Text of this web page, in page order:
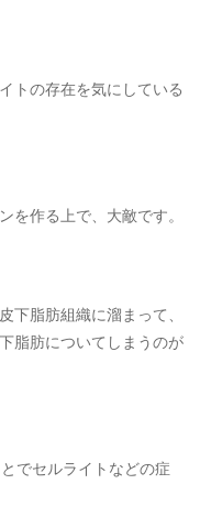
トの存在を気にしている
を作る上で、大敵です。
下脂肪組織に溜まって、
脂肪についてしまうのが
でセルライトなどの症